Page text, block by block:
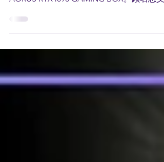
AORUS RTX4090 GAMING BOX。顾名思义
这外接盒配备着 NVIDIA Ada Lovelace 架构